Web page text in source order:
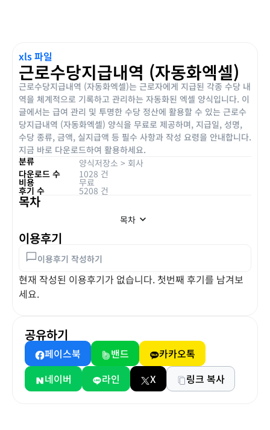
xls 파일
근로수당지급내역 (자동화엑셀)
근로수당지급내역 (자동화엑셀)는 근로자에게 지급된 각종 수당 내
역을 체계적으로 기록하고 관리하는 자동화된 엑셀 양식입니다. 이
글에서는 급여 관리 및 투명한 수당 정산에 활용할 수 있는 근로수
당지급내역 (자동화엑셀) 양식을 무료로 제공하며, 지급일, 성명,
수당 종류, 금액, 실지급액 등 필수 사항과 작성 요령을 안내합니다.
지금 바로 다운로드하여 활용하세요.
분류
양식저장소 > 회사
다운로드 수
1028 건
비용 무료
후기 수 5208 건
목차
목차
이용후기
이용후기 작성하기
현재 작성된 이용후기가 없습니다. 첫번째 후기를 남겨보
세요.
공유하기
페이스북 밴드
카카오톡
네이버
라인 X 링크 복사